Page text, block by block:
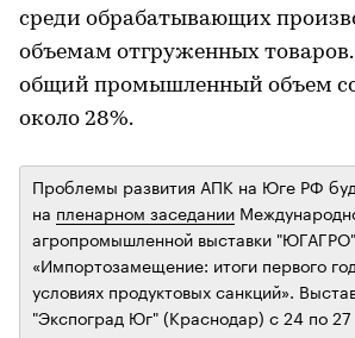
среди обрабатывающих
объемам отгруженных товаров.
общий промышленный объем
около 28%.
Проблемы развития АПК на Юге РФ
на пленарном заседании
агропромышленной выставки "ЮГАГРО"
«Импортозамещение: итоги первого
условиях продуктовых санкций».
"Экспоград Юг" (Краснодар) с 24 по